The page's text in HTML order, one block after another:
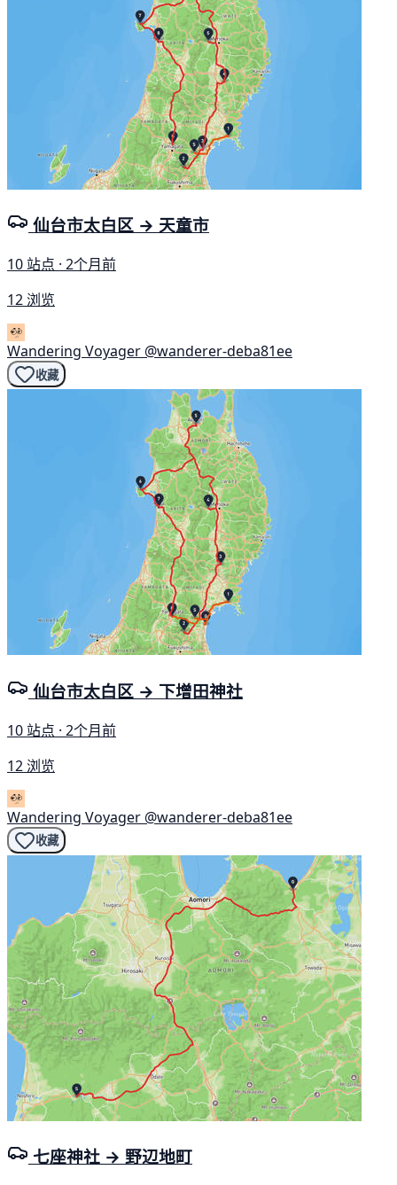
仙台市太白区 → 天童市
10 站点 · 2个月前
12 浏览
Wandering Voyager @wanderer-deba81ee
收藏
仙台市太白区 → 下增田神社
10 站点 · 2个月前
12 浏览
Wandering Voyager @wanderer-deba81ee
收藏
七座神社 → 野辺地町